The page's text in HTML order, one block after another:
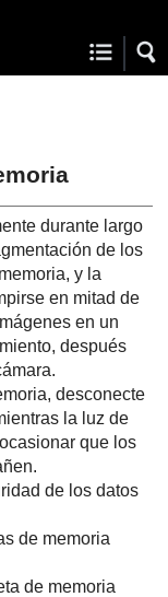
durante largo
de los
y la
en mitad de
en un
después
desconecte
la luz de
que los
de los datos
de memoria
de memoria